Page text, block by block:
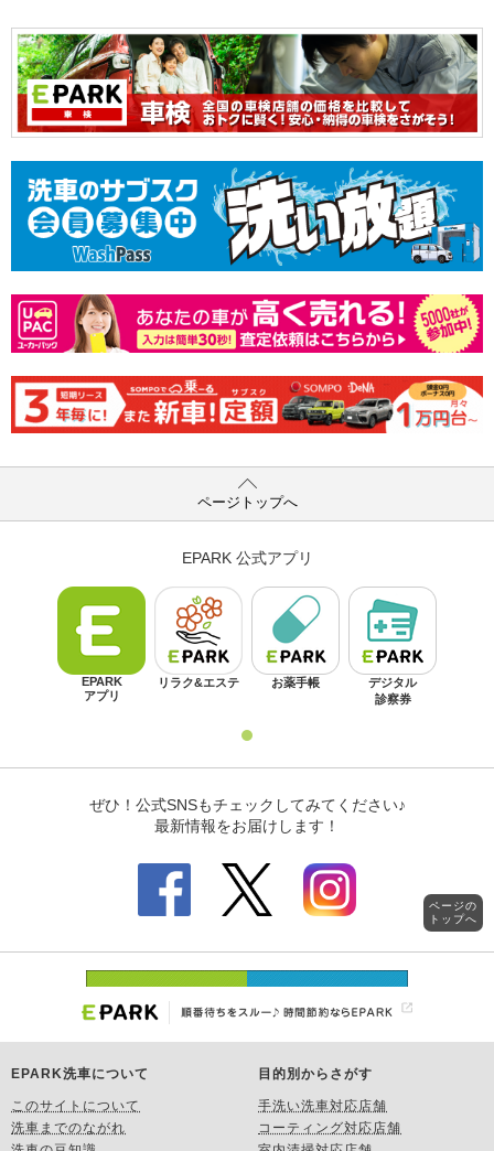
ページトップへ
EPARK洗車について
このサイトについて
洗車までのながれ
目的別からさがす
手洗い洗車対応店舗
コーティング対応店舗
ページの
トップへ